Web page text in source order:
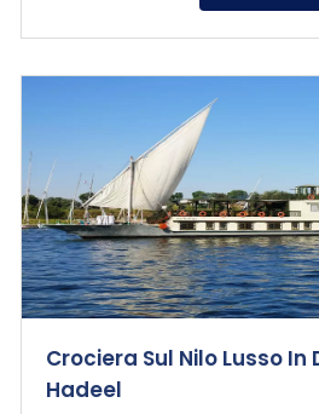
Crociera Sul Nilo Lusso In
Hadeel